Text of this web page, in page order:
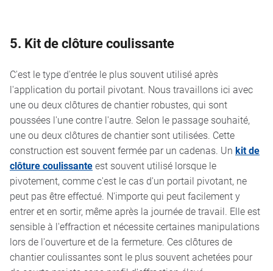
5. Kit de clôture coulissante
C'est le type d'entrée le plus souvent utilisé après
l'application du portail pivotant. Nous travaillons ici avec
une ou deux clôtures de chantier robustes, qui sont
poussées l'une contre l'autre. Selon le passage souhaité,
une ou deux clôtures de chantier sont utilisées. Cette
construction est souvent fermée par un cadenas. Un kit de
clôture coulissanteest souvent utilisé lorsque le
pivotement, comme c'est le cas d'un portail pivotant, ne
peut pas être effectué. N'importe qui peut facilement y
entrer et en sortir, même après la journée de travail. Elle est
sensible à l'effraction et nécessite certaines manipulations
lors de l'ouverture et de la fermeture. Ces clôtures de
chantier coulissantes sont le plus souvent achetées pour